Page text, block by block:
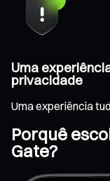
Uma
privacidade
Uma experiência
Porquê
Gate?